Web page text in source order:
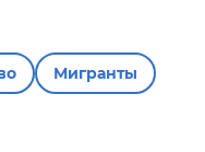
Мигранты